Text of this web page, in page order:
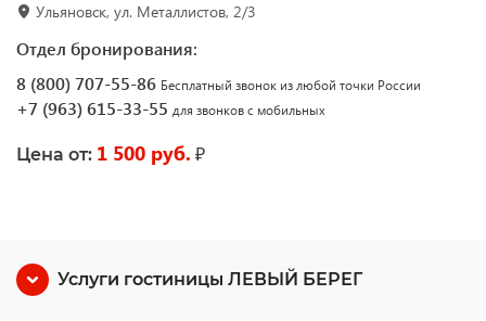
Ульяновск, ул. Металлистов, 2/3
Отдел бронирования:
8 (800) 707-55-86 Бесплатный звонок из любой точки России
+7 (963) 615-33-55 для звонков с мобильных
Цена от: 1 500 руб. ₽
Услуги гостиницы ЛЕВЫЙ БЕРЕГ